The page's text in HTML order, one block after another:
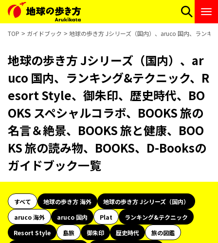
TOP ガイドブック 地球の歩き方 Jシリーズ（国内）、aruco 国内、ランキ
地球の歩き方 Jシリーズ（国内）、ar
uco 国内、ランキング&テクニック、R
esort Style、御朱印、歴史時代、BO
OKS スペシャルコラボ、BOOKS 旅の
名言＆絶景、BOOKS 旅と健康、BOO
KS 旅の読み物、BOOKS、D-Booksの
ガイドブック一覧
すべて 地球の歩き方 海外
地球の歩き方 Jシリーズ（国内）
aruco 海外
aruco 国内 Plat
ランキング&テクニック
Resort Style
島旅 御朱印 歴史時代
旅の図鑑